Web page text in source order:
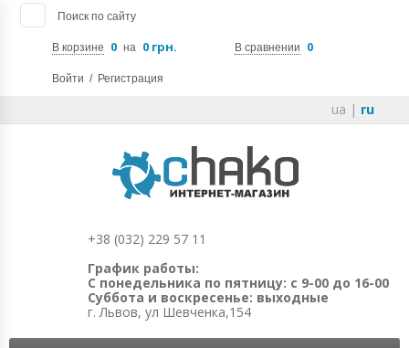
Поиск по сайту
В корзине 0 на 0 грн. В сравнении 0
Войти / Регистрация
ua | ru
+38 (032) 229 57 11
График работы:
С понедельника по пятницу: с 9-00 до 16-00
Суббота и воскресенье: выходные
г. Львов, ул Шевченка,154